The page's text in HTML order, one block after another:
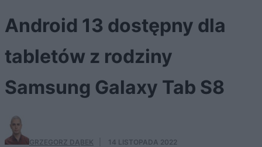
Android 13 dostępny dla
tabletów z rodziny
Samsung Galaxy Tab S8
GRZEGORZ DĄBEK 14 LISTOPADA 2022